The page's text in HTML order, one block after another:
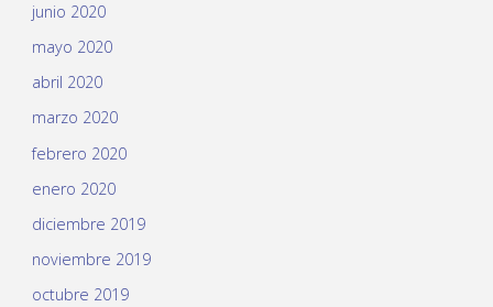
junio 2020
mayo 2020
abril 2020
marzo 2020
febrero 2020
enero 2020
diciembre 2019
noviembre 2019
octubre 2019